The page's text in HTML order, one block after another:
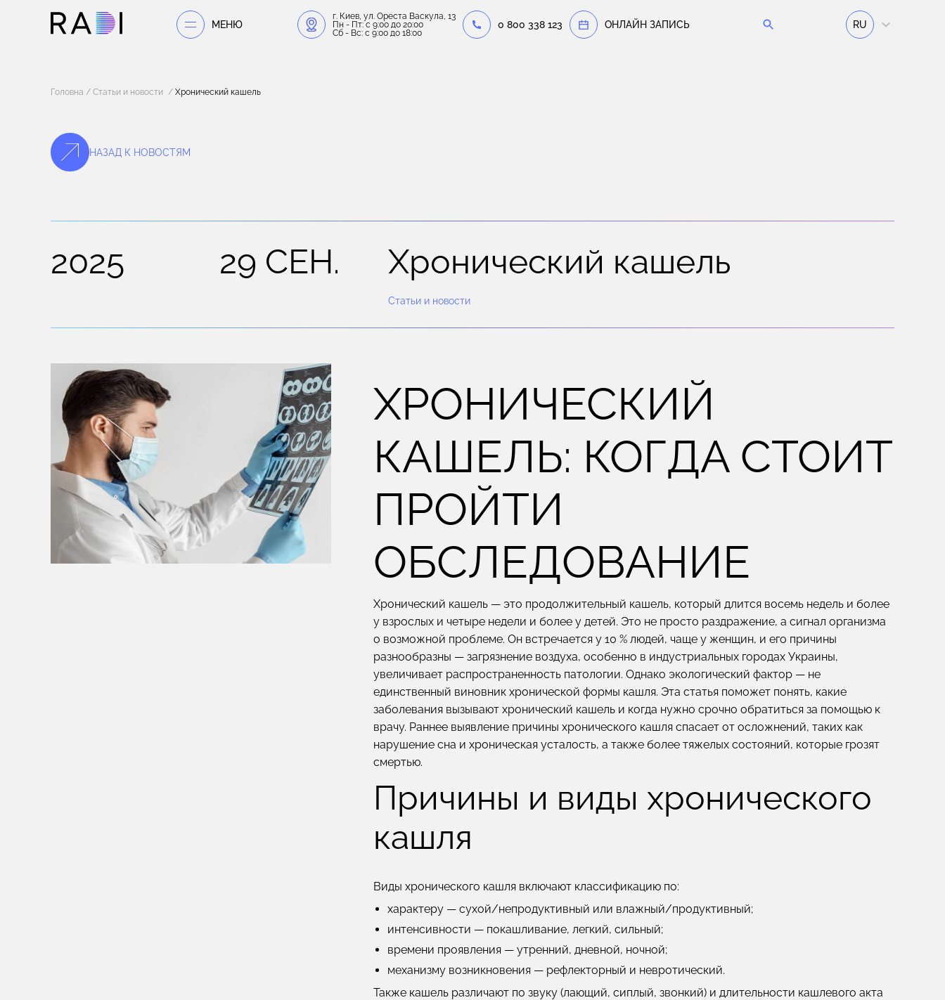
МЕНЮ
г. Киев, ул. Ореста Васкула, 13
Пн - Пт: c 9:00 до 20:00
Сб - Вс: c 9:00 до 18:00
0 800 338 123 OНЛАЙН ЗАПИСЬ RU
Головна Статьи и новости Хронический кашель
НАЗАД К НОВОСТЯМ
2025 29 СЕН. Хронический кашель
Статьи и новости
ХРОНИЧЕСКИЙ
КАШЕЛЬ: КОГДА СТОИТ
ПРОЙТИ
ОБСЛЕДОВАНИЕ
Хронический кашель — это продолжительный кашель, который длится восемь недель и более
у взрослых и четыре недели и более у детей. Это не просто раздражение, а сигнал организма
о возможной проблеме. Он встречается у 10 % людей, чаще у женщин, и его причины
разнообразны — загрязнение воздуха, особенно в индустриальных городах Украины,
увеличивает распространенность патологии. Однако экологический фактор — не
единственный виновник хронической формы кашля. Эта статья поможет понять, какие
заболевания вызывают хронический кашель и когда нужно срочно обратиться за помощью к
врачу. Раннее выявление причины хронического кашля спасает от осложнений, таких как
нарушение сна и хроническая усталость, а также более тяжелых состояний, которые грозят
смертью.
Причины и виды хронического
кашля
Виды хронического кашля включают классификацию по:
характеру — сухой/непродуктивный или влажный/продуктивный;
интенсивности — покашливание, легкий, сильный;
времени проявления — утренний, дневной, ночной;
механизму возникновения — рефлекторный и невротический.
Также кашель различают по звуку (лающий, сиплый, звонкий) и длительности кашлевого акта